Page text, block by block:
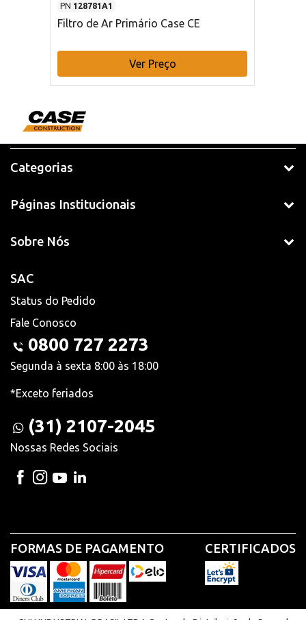
PN 128781A1
Filtro de Ar Primário Case CE
Ver Preço
Categorias
Páginas Institucionais
Sobre Nós
SAC
Status do Pedido
Fale Conosco
0800 727 2273
Segunda à sexta 8:00 às 18:00
*Exceto feriados
(31) 2107-2045
Nossas Redes Sociais
FORMAS DE PAGAMENTO CERTIFICADOS